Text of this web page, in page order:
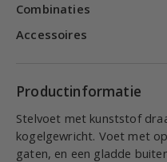
Combinaties
Accessoires
Productinformatie
Stelvoet met kunststof
kogelgewricht. Voet met
gaten, en een gladde